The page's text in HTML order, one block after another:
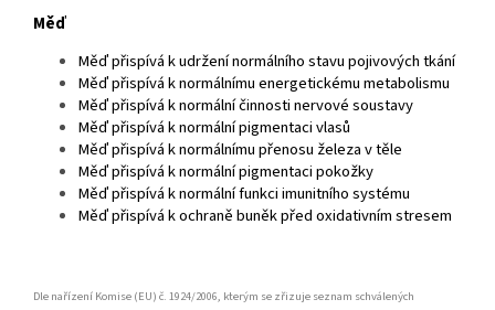
Měď
Měď přispívá k udržení normálního stavu pojivových tkání
Měď přispívá k normálnímu energetickému metabolismu
Měď přispívá k normální činnosti nervové soustavy
Měď přispívá k normální pigmentaci vlasů
Měď přispívá k normálnímu přenosu železa v těle
Měď přispívá k normální pigmentaci pokožky
Měď přispívá k normální funkci imunitního systému
Měď přispívá k ochraně buněk před oxidativním stresem
Dle nařízení Komise (EU) č. 1924/2006, kterým se zřizuje seznam schválených